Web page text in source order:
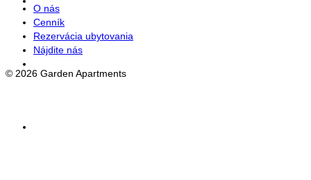
O nás
Cenník
Rezervácia ubytovania
Nájdite nás
© 2026 Garden Apartments